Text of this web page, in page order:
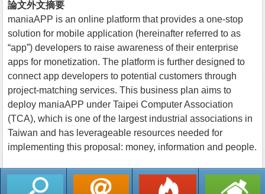
論文外文摘要
maniaAPP is an online platform that provides a one-stop
solution for mobile application (hereinafter referred to as
“app”) developers to raise awareness of their enterprise
apps for monetization. The platform is further designed to
connect app developers to potential customers through
project-matching services. This business plan aims to
deploy maniaAPP under Taipei Computer Association
(TCA), which is one of the largest industrial associations in
Taiwan and has leverageable resources needed for
implementing this proposal: money, information and people.